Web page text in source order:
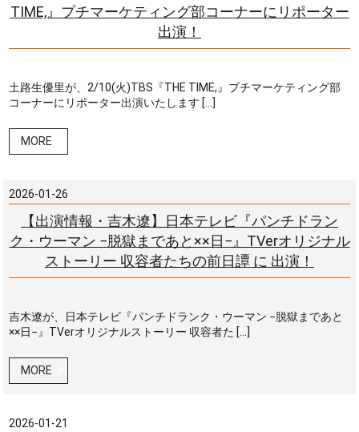
TIME,』プチマーケティング部コーナーにリポーター
出演！
土路生優里が、2/10(火)TBS『THE TIME,』プチマーケティング部
コーナーにリポーター出演いたします […]
MORE
2026-01-26
【出演情報・吉木遼】日本テレビ『パンチドラン
ク・ウーマン −脱獄まであと××日−』TVerオリジナル
ストーリー 収容者たちの前日譚 に 出演！
吉木遼が、日本テレビ『パンチドランク・ウーマン −脱獄まであと
××日−』TVerオリジナルストーリー 収容者た […]
MORE
2026-01-21